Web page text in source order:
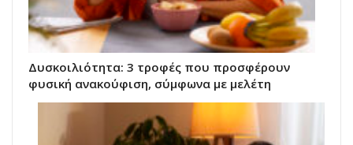
Δυσκοιλιότητα: 3 τροφές που προσφέρουν
φυσική ανακούφιση, σύμφωνα με μελέτη